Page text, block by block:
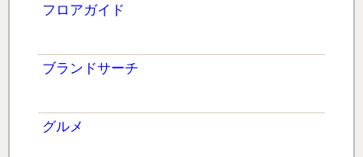
フロアガイド
ブランドサーチ
グルメ